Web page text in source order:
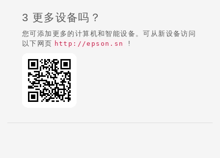
3 更多设备吗？
您可添加更多的计算机和智能设备。可从新设备访问
以下网页 http://epson.sn !